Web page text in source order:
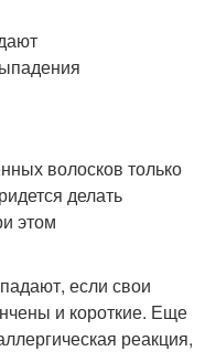
волосков только
делать
этом
если свои
и короткие. Еще
реакция,